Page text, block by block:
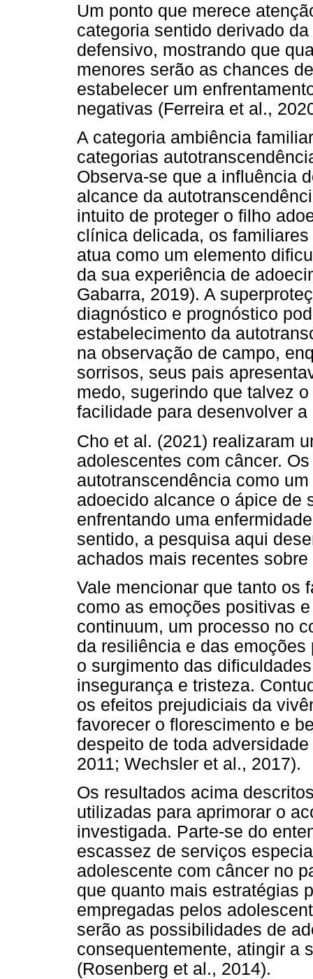
Um ponto que merece
categoria sentido derivado
defensivo, mostrando que
menores serão as chances
estabelecer um
negativas (Ferreira et al.,
A categoria ambiência
categorias
Observa-se que a influência
alcance da
intuito de proteger o filho
clínica delicada, os
atua como um elemento
da sua experiência de
Gabarra, 2019). A
diagnóstico e prognóstico
estabelecimento da
na observação de campo,
sorrisos, seus pais
medo, sugerindo que talvez
facilidade para desenvolver
Cho et al. (2021) realizaram
adolescentes com câncer.
autotranscendência como
adoecido alcance o ápice de
enfrentando uma
sentido, a pesquisa aqui
achados mais recentes
Vale mencionar que tanto os
como as emoções positivas
continuum, um processo no
da resiliência e das
o surgimento das
insegurança e tristeza.
os efeitos prejudiciais da
favorecer o florescimento e
despeito de toda
2011; Wechsler et al., 2017).
Os resultados acima
utilizadas para aprimorar o
investigada. Parte-se do
escassez de serviços
adolescente com câncer no
que quanto mais estratégias
empregadas pelos
serão as possibilidades de
consequentemente, atingir a
(Rosenberg et al., 2014).